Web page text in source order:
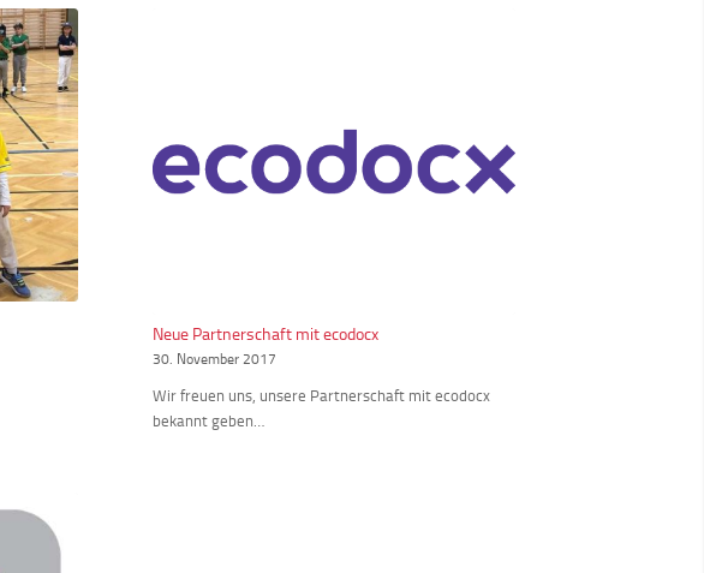
Neue Partnerschaft mit ecodocx
30. November 2017
Wir freuen uns, unsere Partnerschaft mit ecodocx
bekannt geben…